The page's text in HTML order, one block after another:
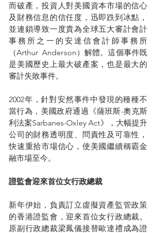
而破產，投資人對美國資本市場的信心
及財務信息的信任度，迅即跌到冰點，
並連鎖導致一度貴為全球五大審計會計
事務所之一的安達信會計師事務所
（Arthur  Anderson）解體。這個事件既
是美國歷史上最大破產案，也是最大的
審計失敗事件。
2002年，針對安然事件中發現的種種不
當行為，美國政府通過《薩班斯-奧克斯
利法案Sarbanes-Oxley Act》，大幅提升
公司的財務透明度、問責性及可靠性，
快速重拾市場信心，使美國繼續稱霸金
融市場至今。
證監會迎來首位女行政總裁
新年伊始，負責訂立虛擬資產監管政策
的香港證監會，迎來首位女行政總裁。
原副行政總裁梁鳳儀接替歐達禮成為證